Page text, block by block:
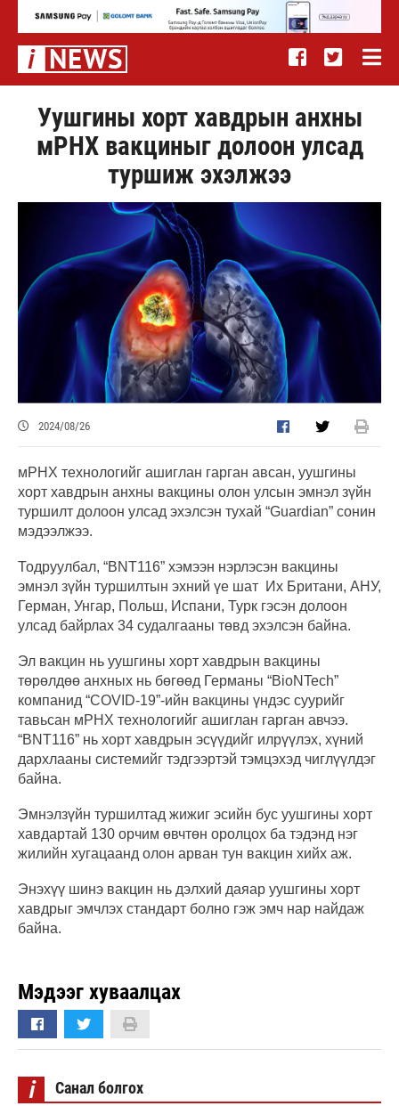
Уушгины хорт хавдрын анхны
мРНХ вакциныг долоон улсад
туршиж эхэлжээ
2024/08/26
мРНХ технологийг ашиглан гарган авсан, уушгины
хорт хавдрын анхны вакцины олон улсын эмнэл зүйн
туршилт долоон улсад эхэлсэн тухай “Guardian” сонин
мэдээлжээ.
Тодруулбал, “BNT116” хэмээн нэрлэсэн вакцины
эмнэл зүйн туршилтын эхний үе шат Их Британи, АНУ,
Герман, Унгар, Польш, Испани, Турк гэсэн долоон
улсад байрлах 34 судалгааны төвд эхэлсэн байна.
Эл вакцин нь уушгины хорт хавдрын вакцины
төрөлдөө анхных нь бөгөөд Германы “BioNTech”
компанид “COVID-19”-ийн вакцины үндэс суурийг
тавьсан мРНХ технологийг ашиглан гарган авчээ.
“BNT116” нь хорт хавдрын эсүүдийг илрүүлэх, хүний
дархлааны системийг тэдгээртэй тэмцэхэд чиглүүлдэг
байна.
Эмнэлзүйн туршилтад жижиг эсийн бус уушгины хорт
хавдартай 130 орчим өвчтөн оролцох ба тэдэнд нэг
жилийн хугацаанд олон арван тун вакцин хийх аж.
Энэхүү шинэ вакцин нь дэлхий даяар уушгины хорт
хавдрыг эмчлэх стандарт болно гэж эмч нар найдаж
байна.
Мэдээг хуваалцах
i Санал болгох